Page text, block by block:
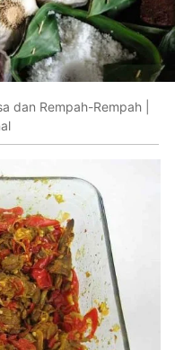
dan Rempah-Rempah |